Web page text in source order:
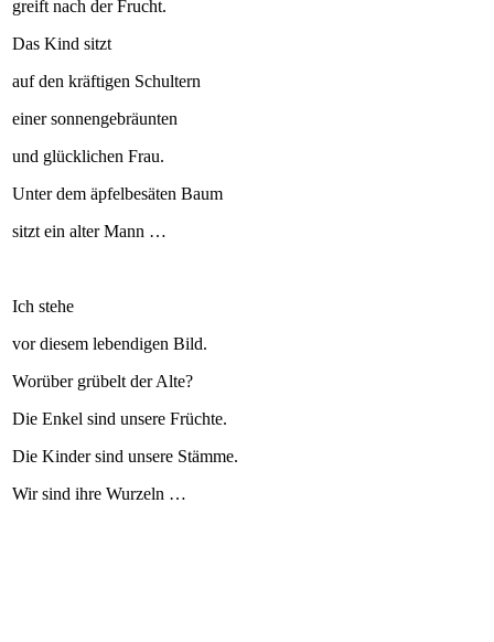
greift nach der Frucht.
Das Kind sitzt
auf den kräftigen Schultern
einer sonnengebräunten
und glücklichen Frau.
Unter dem äpfelbesäten Baum
sitzt ein alter Mann …
Ich stehe
vor diesem lebendigen Bild.
Worüber grübelt der Alte?
Die Enkel sind unsere Früchte.
Die Kinder sind unsere Stämme.
Wir sind ihre Wurzeln …